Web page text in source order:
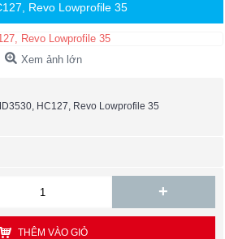
Revo Lowprofile 35
Xem ảnh lớn
HC127, Revo Lowprofile 35
+
THÊM VÀO GIỎ